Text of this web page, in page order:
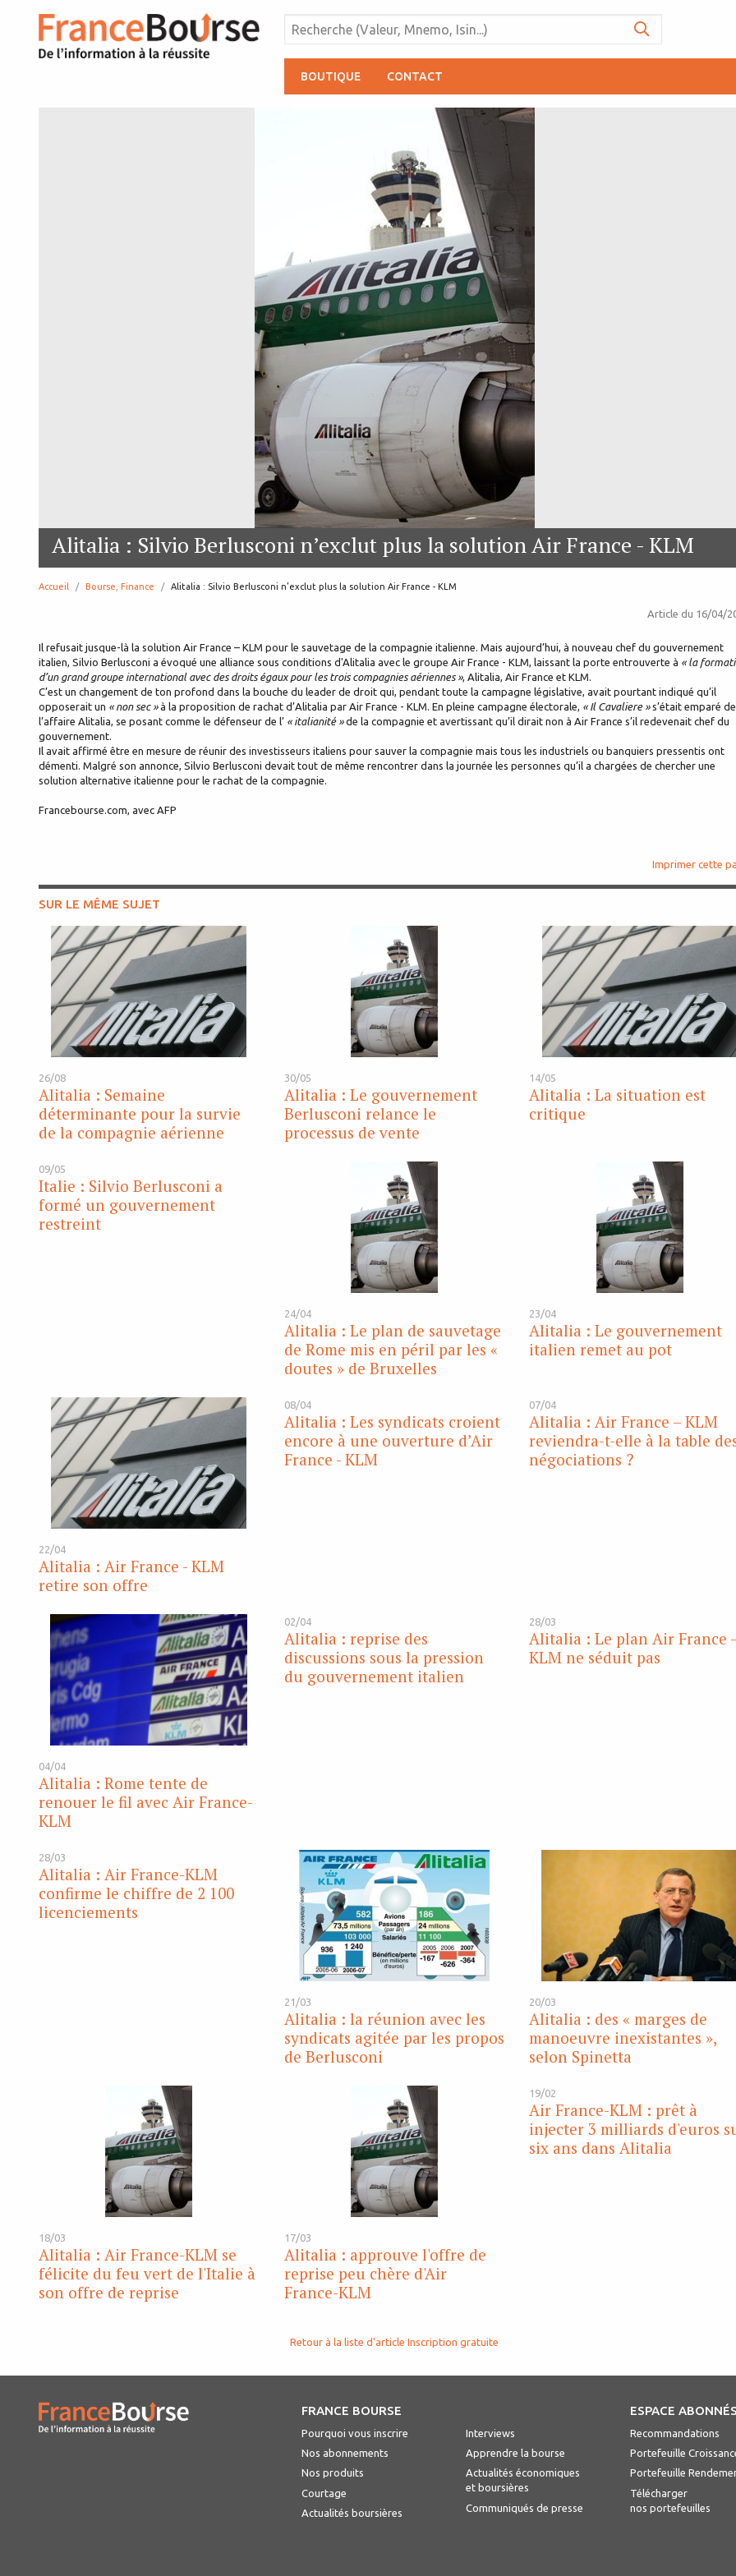
BOUTIQUE CONTACT
Alitalia : Silvio Berlusconi n’exclut plus la solution Air France - KLM
Accueil Bourse, Finance page:
Alitalia : Silvio Berlusconi n’exclut plus la solution Air France - KLM
Article du 16/04/
Il refusait jusque-là la solution Air France – KLM pour le sauvetage de la compagnie italienne. Mais aujourd’hui, à nouveau chef du gouvernement
italien, Silvio Berlusconi a évoqué une alliance sous conditions d'Alitalia avec le groupe Air France - KLM, laissant la porte entrouverte à « la
d’un grand groupe international avec des droits égaux pour les trois compagnies aériennes », Alitalia, Air France et KLM.
C’est un changement de ton profond dans la bouche du leader de droit qui, pendant toute la campagne législative, avait pourtant indiqué qu’il
opposerait un « non sec »à la proposition de rachat d’Alitalia par Air France - KLM. En pleine campagne électorale, « Il Cavaliere »s’était emparé de
l’affaire Alitalia, se posant comme le défenseur de l’ « italianité »de la compagnie et avertissant qu’il dirait non à Air France s’il redevenait chef du
gouvernement.
Il avait affirmé être en mesure de réunir des investisseurs italiens pour sauver la compagnie mais tous les industriels ou banquiers pressentis ont
démenti. Malgré son annonce, Silvio Berlusconi devait tout de même rencontrer dans la journée les personnes qu’il a chargées de chercher une
solution alternative italienne pour le rachat de la compagnie.
Francebourse.com, avec AFP
Imprimer cette
SUR LE MÊME SUJET
26/08
Alitalia : Semaine
déterminante pour la survie
de la compagnie aérienne
30/05
Alitalia : Le gouvernement
Berlusconi relance le
processus de vente
14/05
Alitalia : La situation est
critique
09/05
Italie : Silvio Berlusconi a
formé un gouvernement
restreint
24/04
Alitalia : Le plan de sauvetage
de Rome mis en péril par les «
doutes » de Bruxelles
23/04
Alitalia : Le gouvernement
italien remet au pot
22/04
Alitalia : Air France - KLM
retire son offre
08/04
Alitalia : Les syndicats croient
encore à une ouverture d’Air
France - KLM
07/04
Alitalia : Air France – KLM
reviendra-t-elle à la table
négociations ?
04/04
Alitalia : Rome tente de
renouer le fil avec Air France-
KLM
02/04
Alitalia : reprise des
discussions sous la pression
du gouvernement italien
28/03
Alitalia : Le plan Air France
KLM ne séduit pas
28/03
Alitalia : Air France-KLM
confirme le chiffre de 2 100
licenciements
21/03
Alitalia : la réunion avec les
syndicats agitée par les propos
de Berlusconi
20/03
Alitalia : des « marges de
manoeuvre inexistantes »,
selon Spinetta
18/03
Alitalia : Air France-KLM se
félicite du feu vert de l'Italie à
son offre de reprise
17/03
Alitalia : approuve l'offre de
reprise peu chère d'Air
France-KLM
19/02
Air France-KLM : prêt à
injecter 3 milliards d'euros
six ans dans Alitalia
Retour à la liste d'article Inscription gratuite
FRANCE BOURSE
Pourquoi vous inscrire
Nos abonnements
Nos produits
Courtage
Actualités boursières
Interviews
Apprendre la bourse
Actualités économiques
et boursières
Communiqués de presse
ESPACE
Recommandations
Portefeuille
Portefeuille
Télécharger
nos portefeuilles